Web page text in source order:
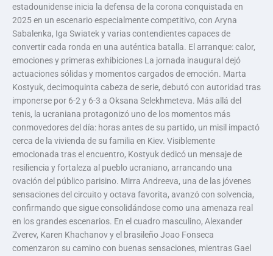
estadounidense inicia la defensa de la corona conquistada en
2025 en un escenario especialmente competitivo, con Aryna
Sabalenka, Iga Swiatek y varias contendientes capaces de
convertir cada ronda en una auténtica batalla. El arranque: calor,
emociones y primeras exhibiciones La jornada inaugural dejó
actuaciones sólidas y momentos cargados de emoción. Marta
Kostyuk, decimoquinta cabeza de serie, debutó con autoridad tras
imponerse por 6-2 y 6-3 a Oksana Selekhmeteva. Más allá del
tenis, la ucraniana protagonizó uno de los momentos más
conmovedores del día: horas antes de su partido, un misil impactó
cerca de la vivienda de su familia en Kiev. Visiblemente
emocionada tras el encuentro, Kostyuk dedicó un mensaje de
resiliencia y fortaleza al pueblo ucraniano, arrancando una
ovación del público parisino. Mirra Andreeva, una de las jóvenes
sensaciones del circuito y octava favorita, avanzó con solvencia,
confirmando que sigue consolidándose como una amenaza real
en los grandes escenarios. En el cuadro masculino, Alexander
Zverev, Karen Khachanov y el brasileño Joao Fonseca
comenzaron su camino con buenas sensaciones, mientras Gael